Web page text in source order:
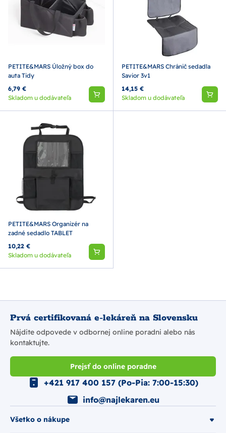
PETITE&MARS Úložný box do
auta Tidy
6,79 €
Skladom u dodávateľa
PETITE&MARS Chránič sedadla
Savior 3v1
14,15 €
Skladom u dodávateľa
PETITE&MARS Organizér na
zadné sedadlo TABLET
10,22 €
Skladom u dodávateľa
Prvá certifikovaná e-lekáreň na Slovensku
Nájdite odpovede v odbornej online poradni alebo nás
kontaktujte.
Prejsť do online poradne
Všetko o nákupe
+421 917 400 157 (Po-Pia: 7:00-15:30)
info@najlekaren.eu